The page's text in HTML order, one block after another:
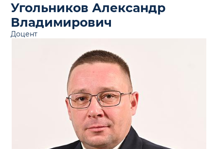
Угольников Александр
Владимирович
Доцент